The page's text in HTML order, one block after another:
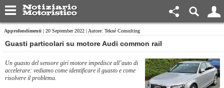
Approfondimenti | 20 September 2022 | Autore: Tekné Consulting
Guasti particolari su motore Audi common rail
Un guasto del sensore giri motore impedisce all’auto di
accelerare: vediamo come identificare il guasto e come
risolvere il problema.